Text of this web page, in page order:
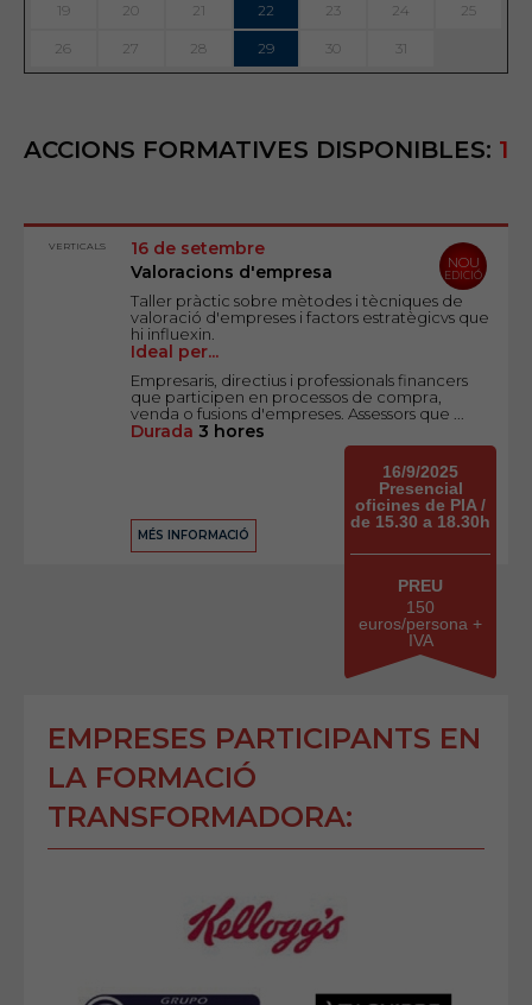
19 20 21 22 23 24 25
26 27 28 29 30 31
ACCIONS FORMATIVES DISPONIBLES: 1
VERTICALS
16 de setembre
Valoracions d'empresa
Taller pràctic sobre mètodes i tècniques de
valoració d'empreses i factors estratègicvs que
hi influexin.
NOU
EDICIÓ
Ideal per...
Empresaris, directius i professionals financers
que participen en processos de compra,
venda o fusions d'empreses. Assessors que ...
Durada 3 hores
MÉS INFORMACIÓ
16/9/2025
Presencial
oficines de PIA /
de 15.30 a 18.30h
PREU
150
euros/persona +
IVA
EMPRESES PARTICIPANTS EN
LA FORMACIÓ
TRANSFORMADORA: